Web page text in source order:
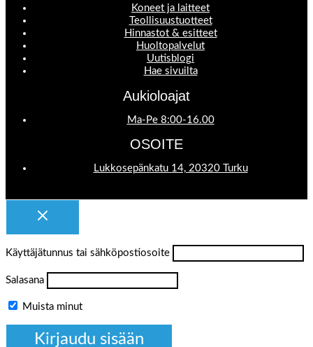
Koneet ja laitteet
Teollisuustuotteet
Hinnastot & esitteet
Huoltopalvelut
Uutisblogi
Hae sivuilta
Aukioloajat
Ma-Pe 8:00-16.00
OSOITE
Lukkosepänkatu 14, 20320 Turku
Käyttäjätunnus tai sähköpostiosoite
Salasana
Muista minut